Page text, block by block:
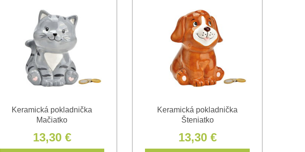
Keramická pokladnička
Mačiatko
13,30 €
Keramická pokladnička
Šteniatko
13,30 €